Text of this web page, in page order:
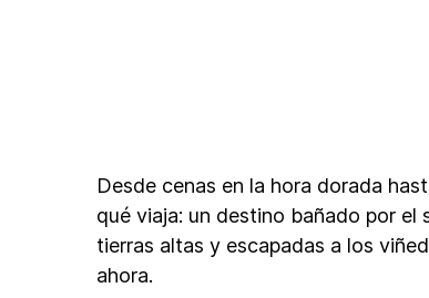
Desde cenas en la hora dorada
qué viaja: un destino bañado por el
tierras altas y escapadas a los
ahora.